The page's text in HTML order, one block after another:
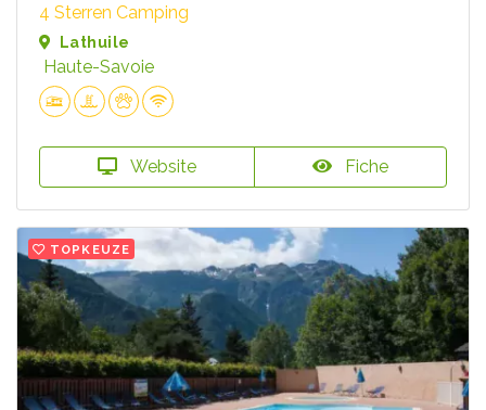
4 Sterren Camping
Lathuile
Haute-Savoie
Website Fiche
TOPKEUZE